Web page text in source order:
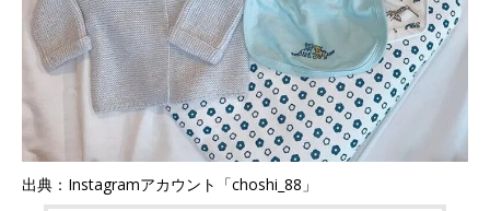
出典：Instagramアカウント「choshi_88」